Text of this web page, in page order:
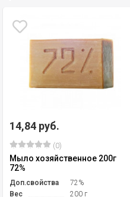
14,84 руб.
(0)
Мыло хозяйственное 200г
72%
Доп.свойства
72%
Вес
200 г